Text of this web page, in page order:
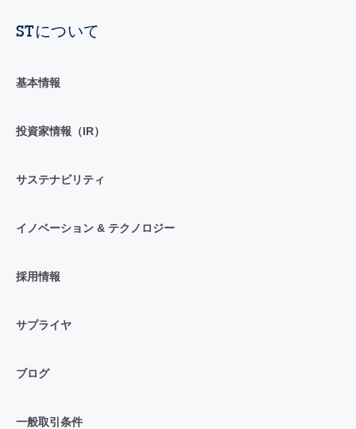
STについて
基本情報
投資家情報（IR）
サステナビリティ
イノベーション & テクノロジー
採用情報
サプライヤ
ブログ
一般取引条件